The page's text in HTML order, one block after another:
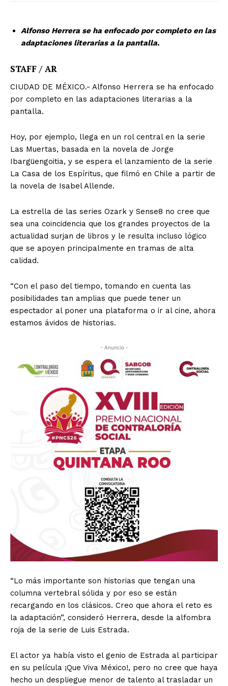
Alfonso Herrera se ha enfocado por completo en las
adaptaciones literarias a la pantalla.
STAFF / AR
CIUDAD DE MÉXICO.- Alfonso Herrera se ha enfocado
por completo en las adaptaciones literarias a la
pantalla.
Hoy, por ejemplo, llega en un rol central en la serie
Las Muertas, basada en la novela de Jorge
Ibargüengoitia, y se espera el lanzamiento de la serie
La Casa de los Espíritus, que filmó en Chile a partir de
la novela de Isabel Allende.
La estrella de las series Ozark y Sense8 no cree que
sea una coincidencia que los grandes proyectos de la
actualidad surjan de libros y le resulta incluso lógico
que se apoyen principalmente en tramas de alta
calidad.
“Con el paso del tiempo, tomando en cuenta las
posibilidades tan amplias que puede tener un
espectador al poner una plataforma o ir al cine, ahora
estamos ávidos de historias.
- Anuncio -
“Lo más importante son historias que tengan una
columna vertebral sólida y por eso se están
recargando en los clásicos. Creo que ahora el reto es
la adaptación”, consideró Herrera, desde la alfombra
roja de la serie de Luis Estrada.
El actor ya había visto el genio de Estrada al participar
en su película ¡Que Viva México!, pero no cree que haya
hecho un despliegue menor de talento al trasladar un